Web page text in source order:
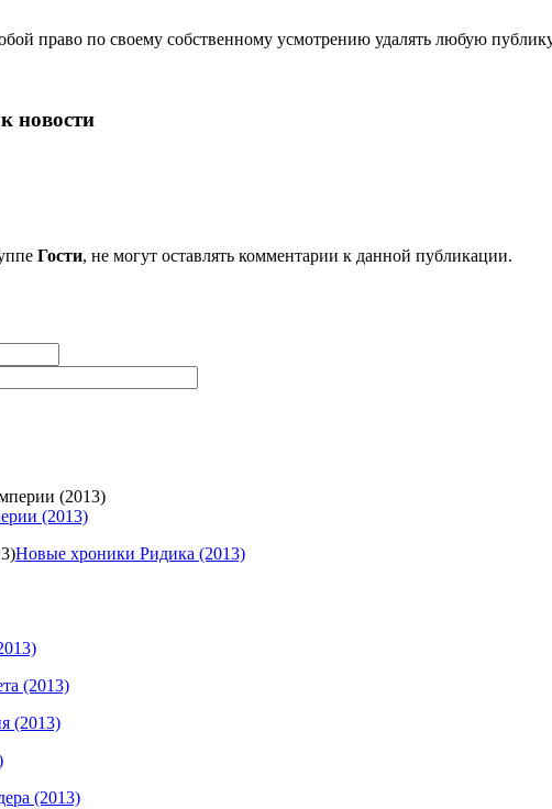
право по своему собственному усмотрению удалять любую
новости
Гости, не могут оставлять комментарии к данной публикации.
(2013)
Новые хроники Ридика (2013)
(2013)
(2013)
(2013)